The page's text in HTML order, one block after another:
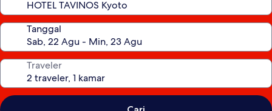
Tanggal
Traveler